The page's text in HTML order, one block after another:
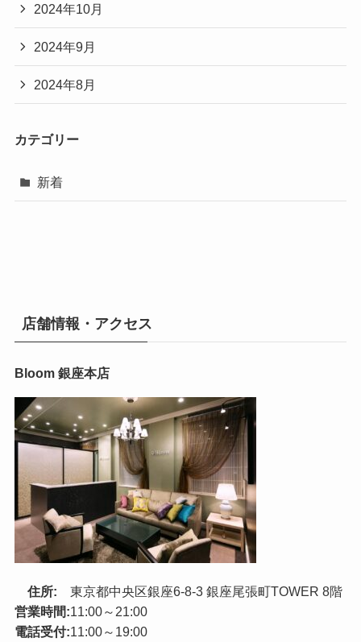
2024年10月
2024年9月
2024年8月
カテゴリー
新着
店舗情報・アクセス
Bloom 銀座本店
住所:
東京都中央区銀座6-8-3 銀座尾張町TOWER 8階
営業時間:11:00～21:00
電話受付:11:00～19:00